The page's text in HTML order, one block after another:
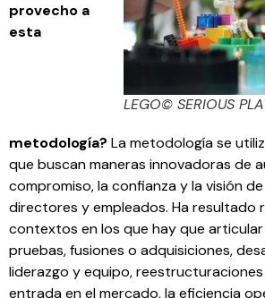
LEGO© SERIOUS
provecho a
esta
metodología? La metodología se
que buscan maneras innovadoras de
compromiso, la confianza y la visión
directores y empleados. Ha resultado
contextos en los que hay que
pruebas, fusiones o adquisiciones,
liderazgo y equipo,
entrada en el mercado, la eficiencia